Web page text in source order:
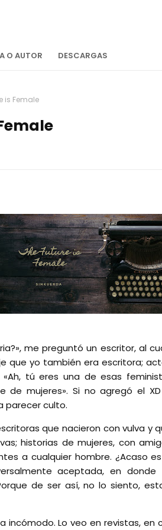
O AUTOR DESCARGAS
is Female
me preguntó un escritor, al
que yo también era escritora;
tú eres una de esas
de mujeres». Si no agregó el
parecer culto.
que nacieron con vulva y
historias de mujeres, con
a cualquier hombre. ¿Acaso
aceptada, en donde
de ser así, no lo siento,
incómodo. Lo veo en revistas, en